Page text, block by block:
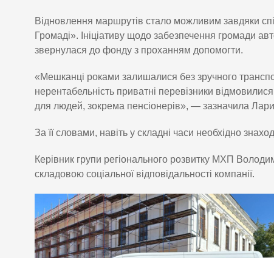
Відновлення маршрутів стало можливим завдяки
Громаді». Ініціативу щодо забезпечення громади
звернулася до фонду з проханням допомогти.
«Мешканці роками залишалися без зручного
нерентабельність приватні перевізники
для людей, зокрема пенсіонерів», — зазначила
За її словами, навіть у складні часи необхідно
Керівник групи регіонального розвитку МХП
складовою соціальної відповідальності компанії.